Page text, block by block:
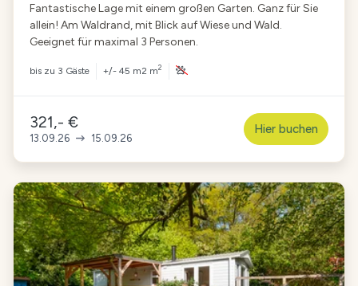
Fantastische Lage mit einem großen Garten. Ganz für Sie
allein! Am Waldrand, mit Blick auf Wiese und Wald.
Geeignet für maximal 3 Personen.
bis zu 3 Gäste +/- 45 m2 m2
321,- €
13.09.26 15.09.26
Hier buchen